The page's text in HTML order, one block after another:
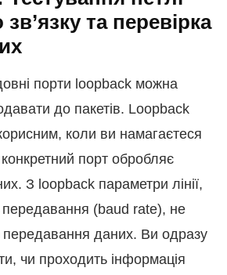
та перевірка
порти loopback можна
до пакетів. Loopback
коли ви намагаєтеся
порт обробляє
З loopback параметри лінії,
передавання (baud rate), не
передавання даних. Ви одразу
чи проходить інформація